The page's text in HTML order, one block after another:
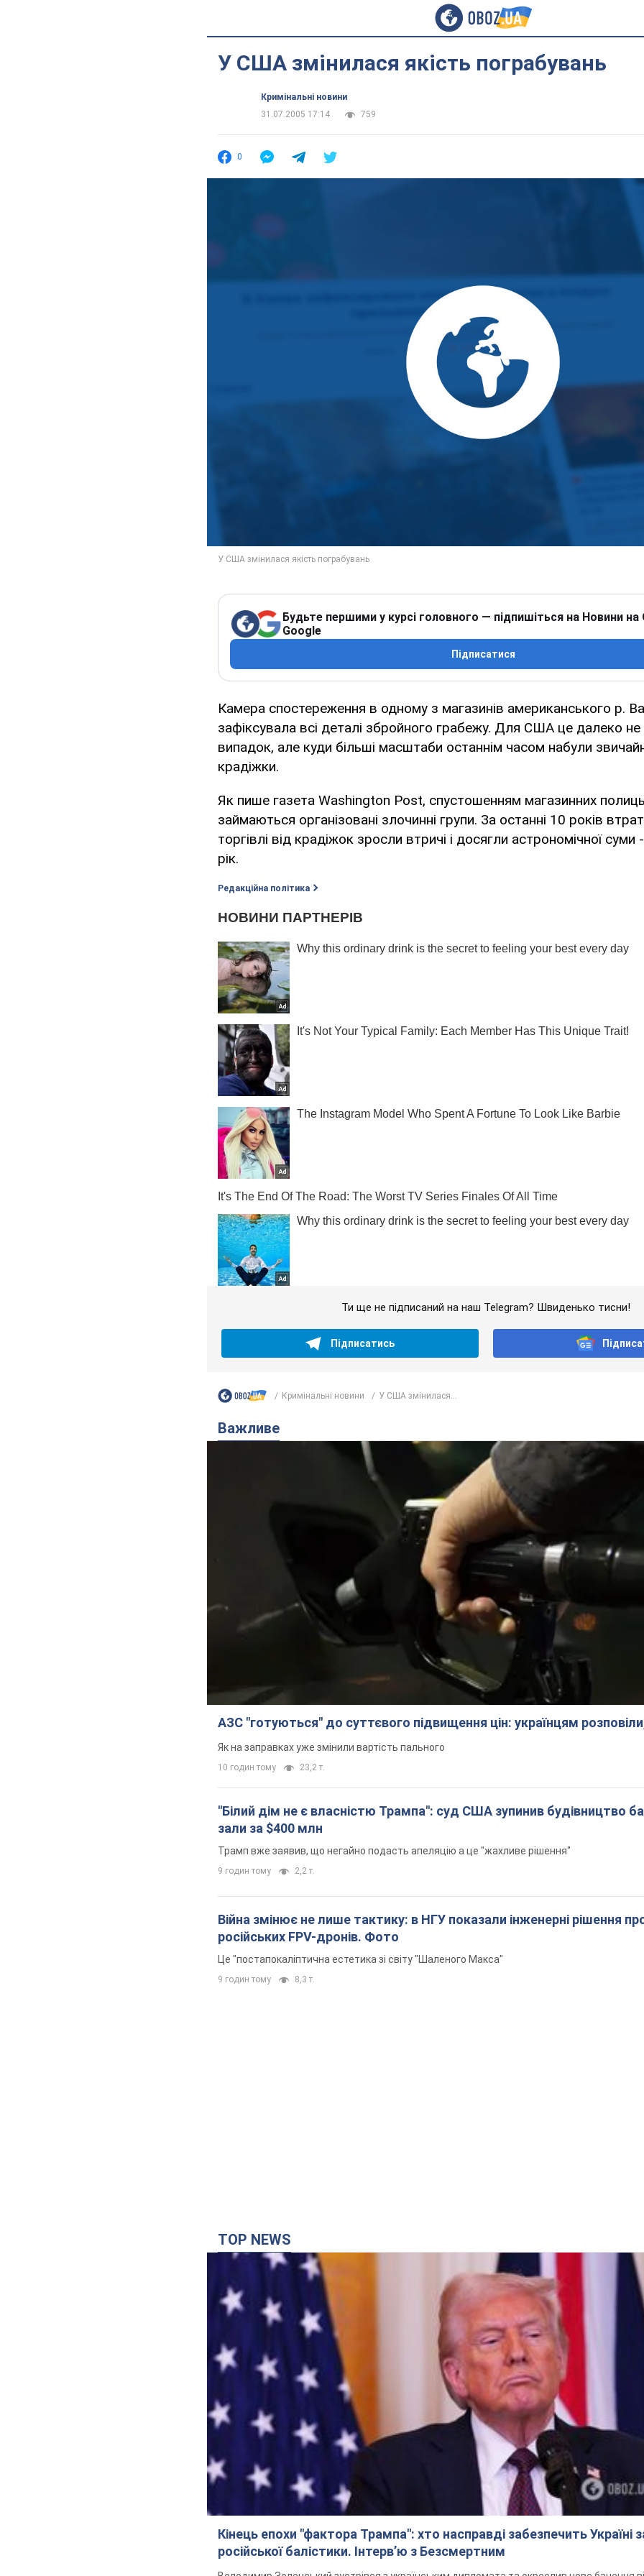
У США змінилася якість пограбувань
Кримінальні новини
31.07.2005 17:14
759
0
Будьте першими у курсі головного — підпишіться на Новини на
Google
Підписатися
Камера спостереження в одному з магазинів американського р.
зафіксувала всі деталі збройного грабежу. Для США це далеко не
випадок, але куди більші масштаби останнім часом набули
крадіжки.
Як пише газета Washington Post, спустошенням магазинних
займаються організовані злочинні групи. За останні 10 років
торгівлі від крадіжок зросли втричі і досягли астрономічної
рік.
Редакційна політика
Ти ще не підписаний на наш Telegram? Швиденько тисни!
Підписатись
Кримінальні новини У США змінилася...
Важливе
АЗС "готуються" до суттєвого підвищення цін: українцям
Як на заправках уже змінили вартість пального
10 годин тому 23,2 т.
"Білий дім не є власністю Трампа": суд США зупинив будівництво
зали за $400 млн
Трамп вже заявив, що негайно подасть апеляцію а це "жахливе рішення"
9 годин тому 2,2 т.
Війна змінює не лише тактику: в НГУ показали інженерні рішення
російських FPV-дронів. Фото
Це "постапокаліптична естетика зі світу "Шаленого Макса"
9 годин тому 8,3 т.
TOP NEWS
Кінець епохи "фактора Трампа": хто насправді забезпечить Україні
російської балістики. Інтерв’ю з Безсмертним